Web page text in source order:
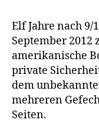
Elf Jahre nach 9/
September
amerikanische
private
dem
mehreren
Seiten.